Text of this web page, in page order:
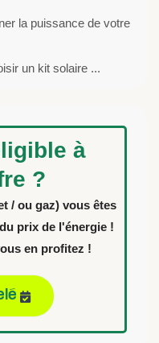
la puissance de votre
un kit solaire ...
à
?
/ ou gaz) vous êtes
prix de l'énergie !
en profitez !